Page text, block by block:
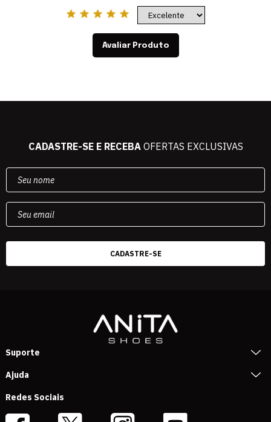
Avaliar Produto
CADASTRE-SE E RECEBAOFERTAS EXCLUSIVAS
Suporte
Ajuda
Redes Sociais